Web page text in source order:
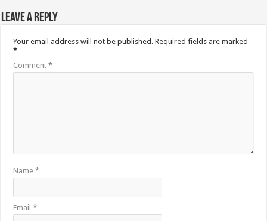
Leave a Reply
Your email address will not be published. Required fields are marked
*
Comment*
Name*
Email*